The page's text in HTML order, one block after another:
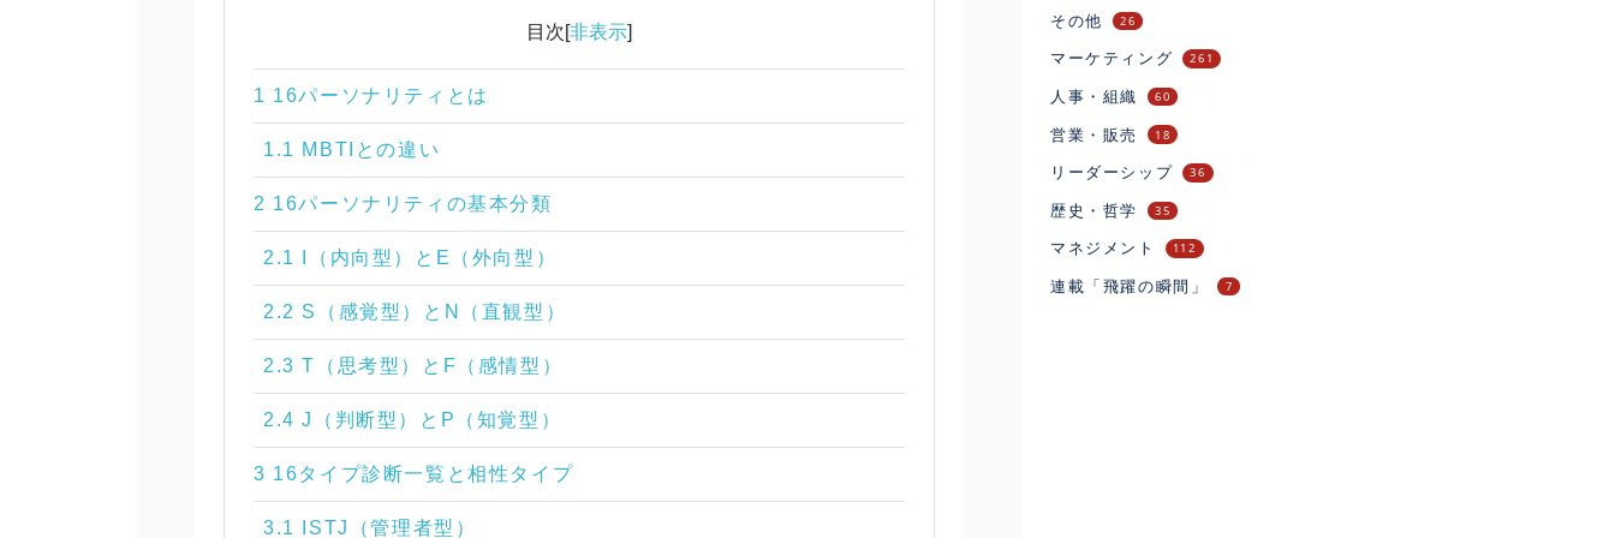
目次[非表示]
1 16パーソナリティとは
1.1 MBTIとの違い
2 16パーソナリティの基本分類
2.1 I（内向型）とE（外向型）
2.2 S（感覚型）とN（直観型）
2.3 T（思考型）とF（感情型）
2.4 J（判断型）とP（知覚型）
3 16タイプ診断一覧と相性タイプ
3.1 ISTJ（管理者型）
その他 26
マーケティング 261
人事・組織 60
営業・販売 18
リーダーシップ 36
歴史・哲学 35
マネジメント 112
連載「飛躍の瞬間」 7